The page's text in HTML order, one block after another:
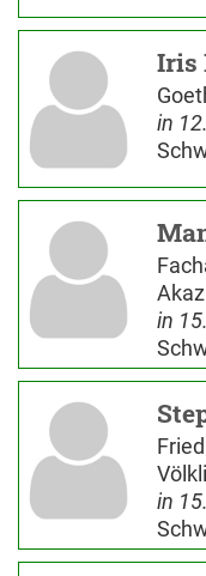
Iris
in
in
in